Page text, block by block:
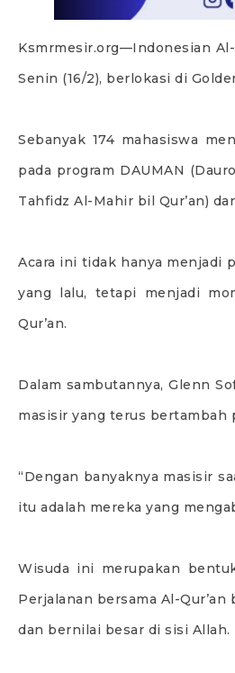
Ksmrmesir.org—Indonesian
Senin (16/2), berlokasi di
Sebanyak 174 mahasiswa
pada program DAUMAN
Tahfidz Al-Mahir bil Qur’an)
Acara ini tidak hanya menjadi
yang lalu, tetapi menjadi
Qur’an.
Dalam sambutannya, Glenn
masisir yang terus bertambah
“Dengan banyaknya masisir
itu adalah mereka yang
Wisuda ini merupakan
Perjalanan bersama Al-
dan bernilai besar di sisi Allah.